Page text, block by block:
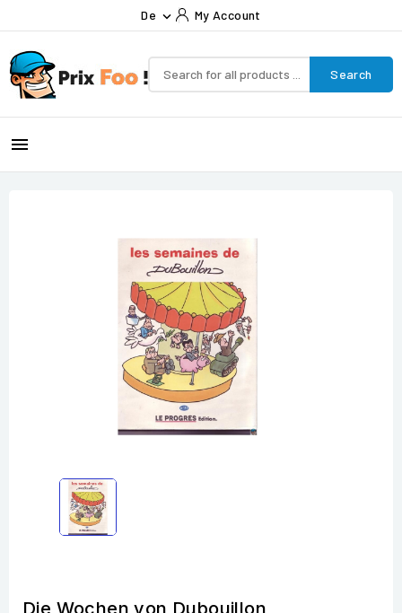
De  My Account
Search

Die Wochen von Dubouillon